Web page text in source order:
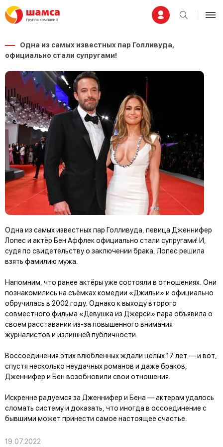
Одна из самых известных пар Голливуда,
официально стали супругами!
Одна из самых известных пар Голливуда, певица Дженнифер
Лопес и актёр Бен Аффлек официально стали супругами! И,
судя по свидетельству о заключении брака, Лопес решила
взять фамилию мужа.
Напомним, что ранее актёры уже состояли в отношениях. Они
познакомились на съёмках комедии «Джильи» и официально
обручилась в 2002 году. Однако к выходу второго
совместного фильма «Девушка из Джерси» пара объявила о
своем расставании из-за повышенного внимания
журналистов и излишней публичности.
Воссоединения этих влюбленных ждали целых 17 лет — и вот,
спустя несколько неудачных романов и даже браков,
Дженнифер и Бен возобновили свои отношения.
Искренне радуемся за Дженнифер и Бена — актерам удалось
сломать систему и доказать, что иногда в оссоединение с
бывшими может принести самое настоящее счастье.
19.07.2022